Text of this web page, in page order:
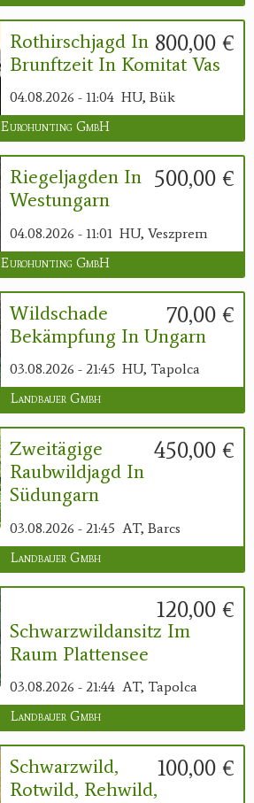
800,00 €
Rothirschjagd In
Brunftzeit In Komitat Vas
04.08.2026 - 11:04 HU, Bük
Eurohunting GmbH
500,00 €
Riegeljagden In
Westungarn
04.08.2026 - 11:01 HU, Veszprem
Eurohunting GmbH
70,00 €
Wildschade
Bekämpfung In Ungarn
03.08.2026 - 21:45 HU, Tapolca
Landbauer Gmbh
450,00 €
Zweitägige
Raubwildjagd In
Südungarn
03.08.2026 - 21:45 AT, Barcs
Landbauer Gmbh
120,00 €
Schwarzwildansitz Im
Raum Plattensee
03.08.2026 - 21:44 AT, Tapolca
Landbauer Gmbh
100,00 €
Schwarzwild,
Rotwild, Rehwild,